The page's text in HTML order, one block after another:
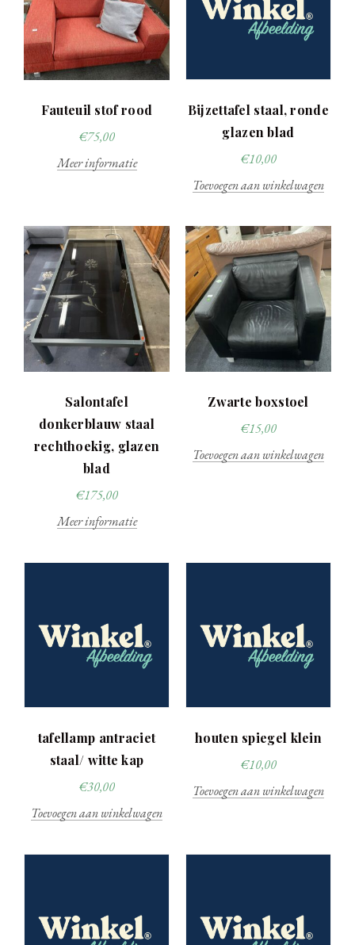
Fauteuil stof rood
€75,00
Meer informatie
Bijzettafel staal, ronde
glazen blad
€10,00
Toevoegen aan winkelwagen
Salontafel
donkerblauw staal
rechthoekig, glazen
blad
€175,00
Meer informatie
Zwarte boxstoel
€15,00
Toevoegen aan winkelwagen
tafellamp antraciet
staal/ witte kap
€30,00
Toevoegen aan winkelwagen
houten spiegel klein
€10,00
Toevoegen aan winkelwagen